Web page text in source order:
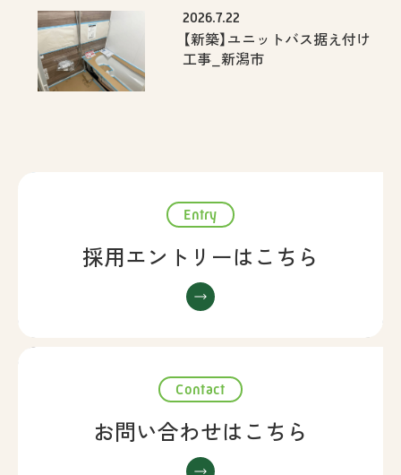
2026.7.22
【新築】ユニットバス据え付け
工事_新潟市
Entry
採用エントリーはこちら
Contact
お問い合わせはこちら